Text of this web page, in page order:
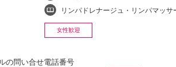
リンパドレナージュ・リンパマッサージ、リフレクソロジー、マッサ
女性歓迎
の問い合せ電話番号